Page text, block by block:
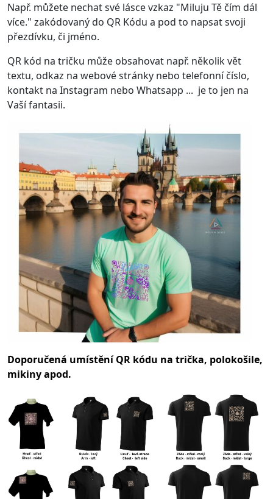
Např. můžete nechat své lásce vzkaz "Miluju Tě čím dál
více." zakódovaný do QR Kódu a pod to napsat svoji
přezdívku, či jméno.
QR kód na tričku může obsahovat např. několik vět
textu, odkaz na webové stránky nebo telefonní číslo,
kontakt na Instagram nebo Whatsapp ... je to jen na
Vaší fantasii.
Doporučená umístění QR kódu na trička, polokošile,
mikiny apod.